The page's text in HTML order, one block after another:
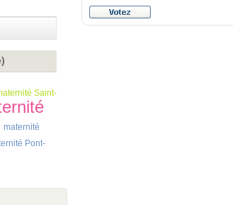
Saint-
maternité
Pont-